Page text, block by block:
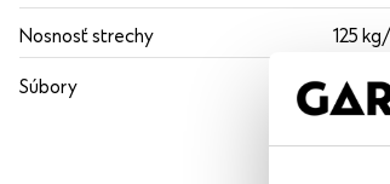
Nosnosť strechy 125
Súbory